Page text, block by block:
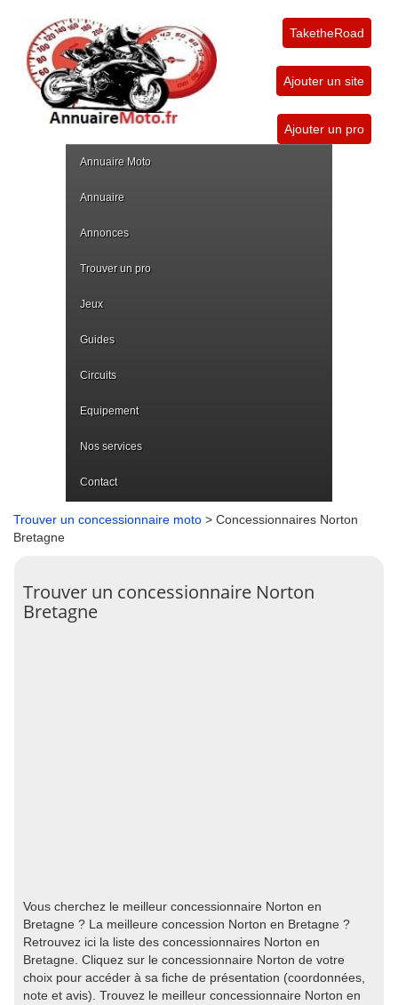
TaketheRoad
Ajouter un site
Ajouter un pro
Annuaire Moto
Annuaire
Annonces
Trouver un pro
Jeux
Guides
Circuits
Equipement
Nos services
Contact
Trouver un concessionnaire moto > Concessionnaires Norton
Bretagne
Trouver un concessionnaire Norton
Bretagne
Vous cherchez le meilleur concessionnaire Norton en
Bretagne ? La meilleure concession Norton en Bretagne ?
Retrouvez ici la liste des concessionnaires Norton en
Bretagne. Cliquez sur le concessionnaire Norton de votre
choix pour accéder à sa fiche de présentation (coordonnées,
note et avis). Trouvez le meilleur concessionnaire Norton en